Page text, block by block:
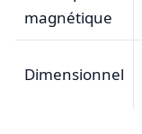
magnétique
Dimensionnel